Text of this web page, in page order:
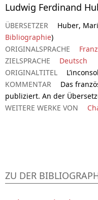
Ludwig Ferdinand
ÜBERSETZER Huber,
Bibliographie)
ORIGINALSPRACHE
ZIELSPRACHE
Deutsch
ORIGINALTITEL
KOMMENTAR
Das
publiziert. An der
WEITERE WERKE VON
ZU DER